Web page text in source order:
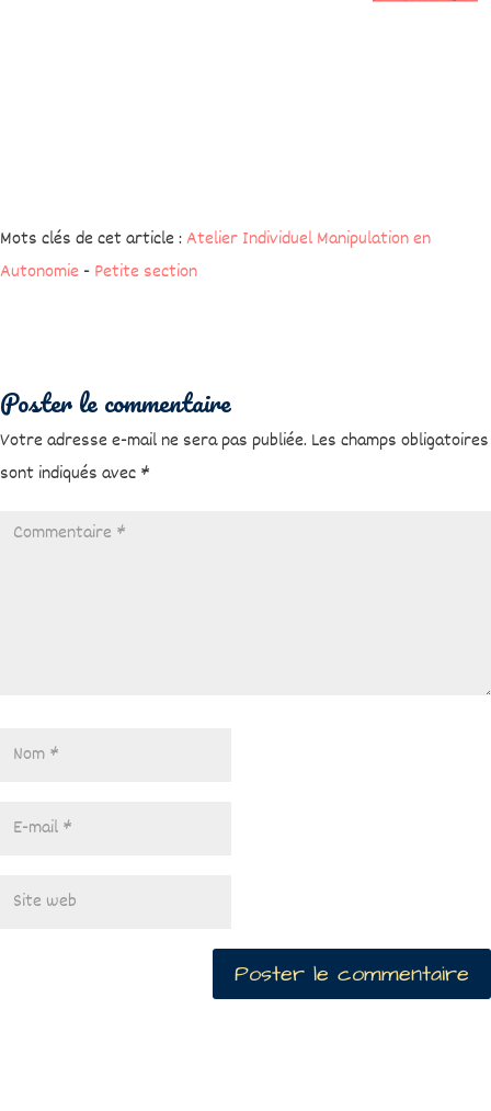
Mots clés de cet article :Atelier Individuel Manipulation en
Autonomie - Petite section
Poster le commentaire
Votre adresse e-mail ne sera pas publiée. Les champs obligatoires
sont indiqués avec *